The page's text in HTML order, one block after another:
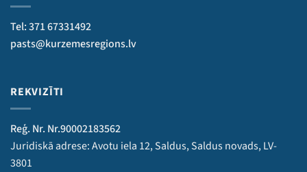
Tel: 371 67331492
pasts@kurzemesregions.lv
REKVIZĪTI
Reģ. Nr. Nr.90002183562
Juridiskā adrese: Avotu iela 12, Saldus, Saldus novads, LV-
3801